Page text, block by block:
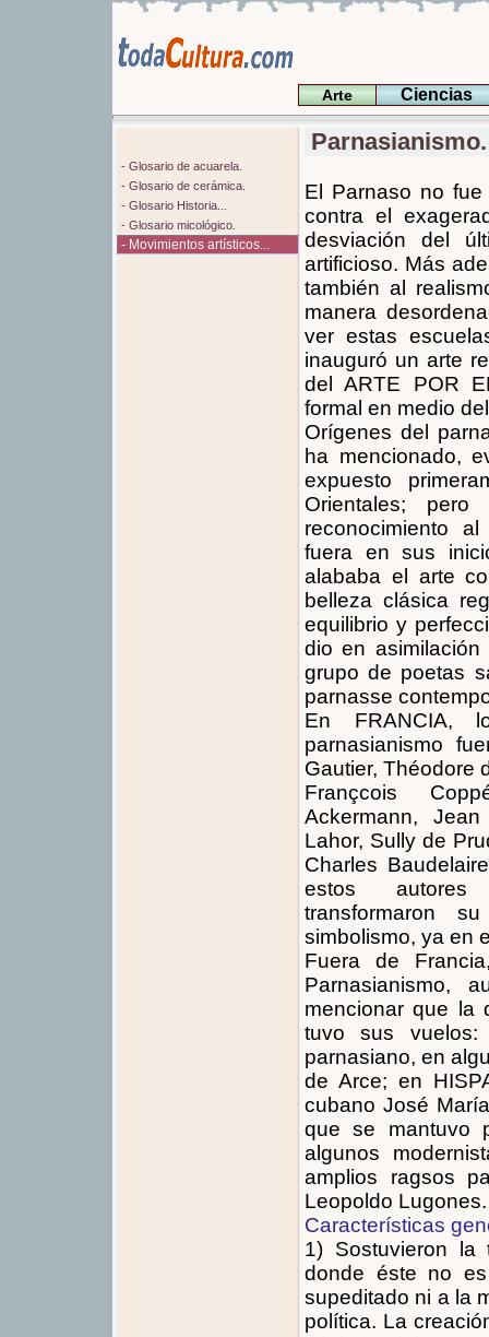
Arte Ciencias
Parnasianismo.
- Glosario de acuarela.
- Glosario de cerámica.
- Glosario Historia...
- Glosario micológico.
- Movimientos artísticos...
El Parnaso no
contra el
desviación del
artificioso. Más
también al
manera
ver estas
inauguró un arte
del ARTE POR
formal en medio
Orígenes del
ha mencionado,
expuesto
Orientales;
reconocimiento
fuera en sus
alababa el arte
belleza clásica
equilibrio y
dio en
grupo de poetas
parnasse
En FRANCIA,
parnasianismo
Gautier, Théodore
Françcois
Ackermann,
Lahor, Sully de
Charles
estos autores
transformaron
simbolismo, ya en
Fuera de
Parnasianismo,
mencionar que la
tuvo sus
parnasiano, en
de Arce; en
cubano José
que se mantuvo
algunos
amplios ragsos
Leopoldo Lugones.
Características
1) Sostuvieron la
donde éste no
supeditado ni a la
política. La